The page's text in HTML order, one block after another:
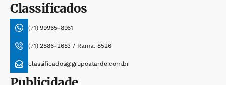
Classificados
(71) 99965-8961
(71) 2886-2683 / Ramal 8526
classificados@grupoatarde.com.br